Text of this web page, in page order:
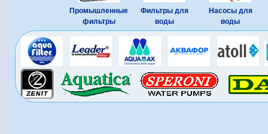
Промышленные
фильтры
Фильтры для
воды
Насосы для
воды